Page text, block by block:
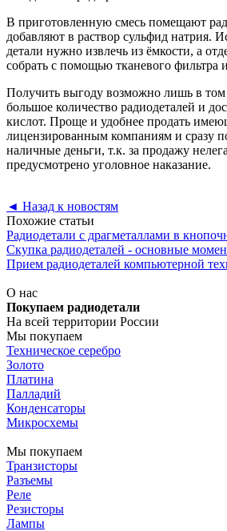
В приготовленную смесь помещают
добавляют в раствор сульфид натрия.
детали нужно извлечь из ёмкости, а
собрать с помощью тканевого фильтра
Получить выгоду возможно лишь в том
большое количество радиодеталей и
кислот. Проще и удобнее продать
лицензированным компаниям и сразу
наличные деньги, т.к. за продажу
предусмотрено уголовное наказание.
◄ Назад к новостям
Похожие статьи
Радиодетали с драгметаллами в
Скупка радиодеталей - основные
Прием радиодеталей компьютерной
О нас
Покупаем радиодетали
На всей территории России
Мы покупаем
Техническое серебро
Золото
Платина
Палладий
Конденсаторы
Микросхемы
Мы покупаем
Транзисторы
Разъемы
Реле
Резисторы
Лампы